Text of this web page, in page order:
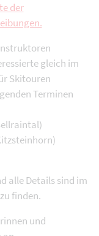
der
gleich im
Skitouren
Terminen
alle Details sind im
finden.
und